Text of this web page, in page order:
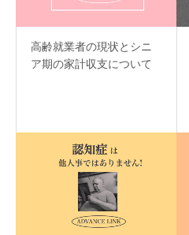
高齢就業者の現状とシニ
ア期の家計収支について